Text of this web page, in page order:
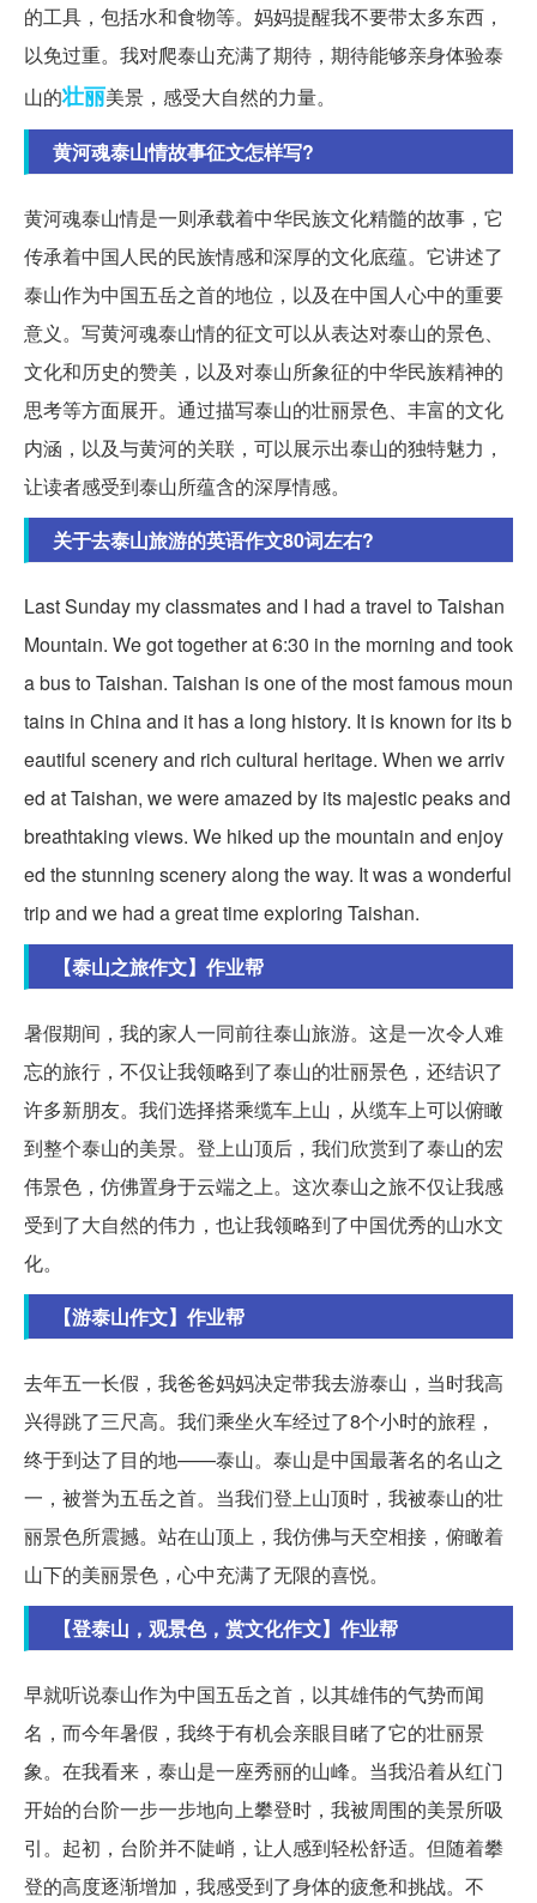
的工具，包括水和食物等。妈妈提醒我不要带太多东西，
以免过重。我对爬泰山充满了期待，期待能够亲身体验泰
山的壮丽美景，感受大自然的力量。
黄河魂泰山情故事征文怎样写?
黄河魂泰山情是一则承载着中华民族文化精髓的故事，它
传承着中国人民的民族情感和深厚的文化底蕴。它讲述了
泰山作为中国五岳之首的地位，以及在中国人心中的重要
意义。写黄河魂泰山情的征文可以从表达对泰山的景色、
文化和历史的赞美，以及对泰山所象征的中华民族精神的
思考等方面展开。通过描写泰山的壮丽景色、丰富的文化
内涵，以及与黄河的关联，可以展示出泰山的独特魅力，
让读者感受到泰山所蕴含的深厚情感。
关于去泰山旅游的英语作文80词左右?
Last Sunday my classmates and I had a travel to Taishan
Mountain. We got together at 6:30 in the morning and took
a bus to Taishan. Taishan is one of the most famous moun
tains in China and it has a long history. It is known for its b
eautiful scenery and rich cultural heritage. When we arriv
ed at Taishan, we were amazed by its majestic peaks and
breathtaking views. We hiked up the mountain and enjoy
ed the stunning scenery along the way. It was a wonderful
trip and we had a great time exploring Taishan.
【泰山之旅作文】作业帮
暑假期间，我的家人一同前往泰山旅游。这是一次令人难
忘的旅行，不仅让我领略到了泰山的壮丽景色，还结识了
许多新朋友。我们选择搭乘缆车上山，从缆车上可以俯瞰
到整个泰山的美景。登上山顶后，我们欣赏到了泰山的宏
伟景色，仿佛置身于云端之上。这次泰山之旅不仅让我感
受到了大自然的伟力，也让我领略到了中国优秀的山水文
化。
【游泰山作文】作业帮
去年五一长假，我爸爸妈妈决定带我去游泰山，当时我高
兴得跳了三尺高。我们乘坐火车经过了8个小时的旅程，
终于到达了目的地——泰山。泰山是中国最著名的名山之
一，被誉为五岳之首。当我们登上山顶时，我被泰山的壮
丽景色所震撼。站在山顶上，我仿佛与天空相接，俯瞰着
山下的美丽景色，心中充满了无限的喜悦。
【登泰山，观景色，赏文化作文】作业帮
早就听说泰山作为中国五岳之首，以其雄伟的气势而闻
名，而今年暑假，我终于有机会亲眼目睹了它的壮丽景
象。在我看来，泰山是一座秀丽的山峰。当我沿着从红门
开始的台阶一步一步地向上攀登时，我被周围的美景所吸
引。起初，台阶并不陡峭，让人感到轻松舒适。但随着攀
登的高度逐渐增加，我感受到了身体的疲惫和挑战。不